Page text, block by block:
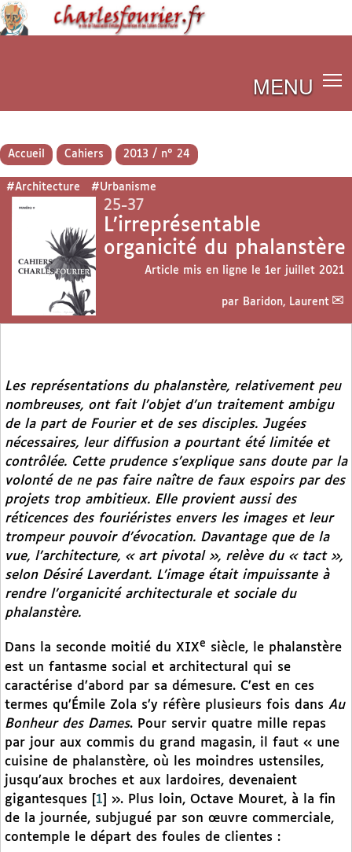
MENU
Accueil Cahiers 2013 / n° 24
#Architecture #Urbanisme
25-37
L’irreprésentable
organicité du phalanstère
Article mis en ligne le 1er juillet 2021
par Baridon, Laurent
Les représentations du phalanstère, relativement peu
nombreuses, ont fait l’objet d’un traitement ambigu
de la part de Fourier et de ses disciples. Jugées
nécessaires, leur diffusion a pourtant été limitée et
contrôlée. Cette prudence s’explique sans doute par la
volonté de ne pas faire naître de faux espoirs par des
projets trop ambitieux. Elle provient aussi des
réticences des fouriéristes envers les images et leur
trompeur pouvoir d’évocation. Davantage que de la
vue, l’architecture, « art pivotal », relève du « tact »,
selon Désiré Laverdant. L’image était impuissante à
rendre l’organicité architecturale et sociale du
phalanstère.
Dans la seconde moitié du XIXe siècle, le phalanstère
est un fantasme social et architectural qui se
caractérise d’abord par sa démesure. C’est en ces
termes qu’Émile Zola s’y réfère plusieurs fois dans Au
Bonheur des Dames. Pour servir quatre mille repas
par jour aux commis du grand magasin, il faut « une
cuisine de phalanstère, où les moindres ustensiles,
jusqu’aux broches et aux lardoires, devenaient
gigantesques
1
». Plus loin, Octave Mouret, à la fin
de la journée, subjugué par son œuvre commerciale,
contemple le départ des foules de clientes :